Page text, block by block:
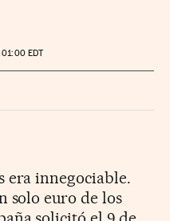
01:00EDT
era innegociable.
solo euro de los